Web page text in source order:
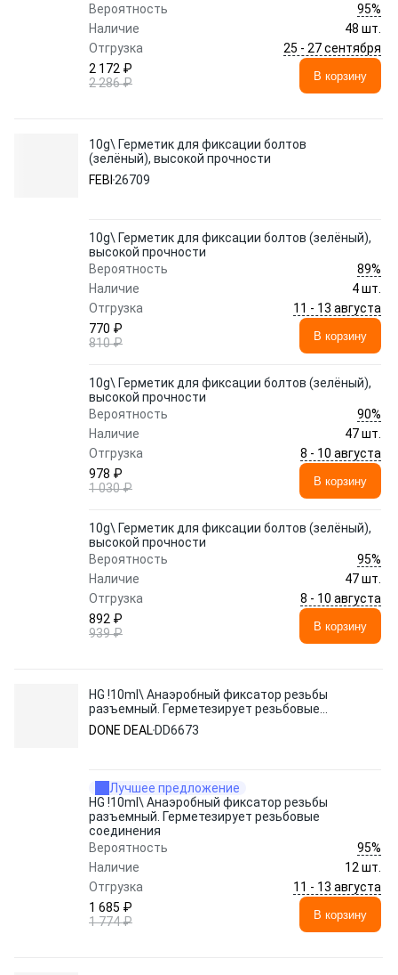
Вероятность
95%
Наличие
48 шт.
Отгрузка
25 - 27 сентября
2 172 ₽
2 286 ₽
В корзину
10g\ Герметик для фиксации болтов
(зелёный), высокой прочности
FEBI 26709
10g\ Герметик для фиксации болтов (зелёный),
высокой прочности
Вероятность
89%
Наличие
4 шт.
Отгрузка
11 - 13 августа
770 ₽
810 ₽
В корзину
10g\ Герметик для фиксации болтов (зелёный),
высокой прочности
Вероятность
90%
Наличие
47 шт.
Отгрузка
8 - 10 августа
978 ₽
1 030 ₽
В корзину
10g\ Герметик для фиксации болтов (зелёный),
высокой прочности
Вероятность
95%
Наличие
47 шт.
Отгрузка
8 - 10 августа
892 ₽
939 ₽
В корзину
HG !10ml\ Анаэробный фиксатор резьбы
разъемный. Герметезирует резьбовые
соединения
DONE DEAL DD6673
Лучшее предложение
HG !10ml\ Анаэробный фиксатор резьбы
разъемный. Герметезирует резьбовые
соединения
Вероятность
95%
Наличие
12 шт.
Отгрузка
11 - 13 августа
1 685 ₽
1 774 ₽
В корзину